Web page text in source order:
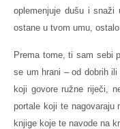
oplemenjuje dušu i
ostane u tvom umu,
Prema tome, ti sam sebi
se um hrani – od dobrih
koji govore ružne riječi,
portale koji te
knjige koje te navode na